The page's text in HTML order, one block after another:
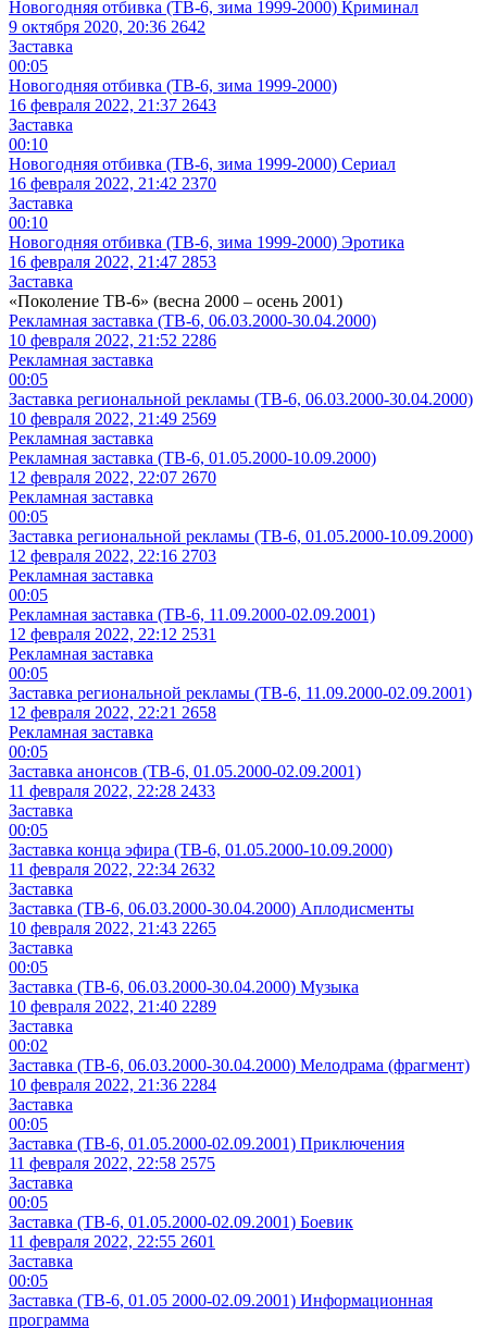
Новогодняя отбивка (ТВ-6, зима 1999-2000) Криминал
9 октября 2020, 20:36 2642
Заставка
00:05
Новогодняя отбивка (ТВ-6, зима 1999-2000)
16 февраля 2022, 21:37 2643
Заставка
00:10
Новогодняя отбивка (ТВ-6, зима 1999-2000) Сериал
16 февраля 2022, 21:42 2370
Заставка
00:10
Новогодняя отбивка (ТВ-6, зима 1999-2000) Эротика
16 февраля 2022, 21:47 2853
Заставка
«Поколение ТВ-6» (весна 2000 – осень 2001)
Рекламная заставка (ТВ-6, 06.03.2000-30.04.2000)
10 февраля 2022, 21:52 2286
Рекламная заставка
00:05
Заставка региональной рекламы (ТВ-6, 06.03.2000-30.04.2000)
10 февраля 2022, 21:49 2569
Рекламная заставка
Рекламная заставка (ТВ-6, 01.05.2000-10.09.2000)
12 февраля 2022, 22:07 2670
Рекламная заставка
00:05
Заставка региональной рекламы (ТВ-6, 01.05.2000-10.09.2000)
12 февраля 2022, 22:16 2703
Рекламная заставка
00:05
Рекламная заставка (ТВ-6, 11.09.2000-02.09.2001)
12 февраля 2022, 22:12 2531
Рекламная заставка
00:05
Заставка региональной рекламы (ТВ-6, 11.09.2000-02.09.2001)
12 февраля 2022, 22:21 2658
Рекламная заставка
00:05
Заставка анонсов (ТВ-6, 01.05.2000-02.09.2001)
11 февраля 2022, 22:28 2433
Заставка
00:05
Заставка конца эфира (ТВ-6, 01.05.2000-10.09.2000)
11 февраля 2022, 22:34 2632
Заставка
Заставка (ТВ-6, 06.03.2000-30.04.2000) Аплодисменты
10 февраля 2022, 21:43 2265
Заставка
00:05
Заставка (ТВ-6, 06.03.2000-30.04.2000) Музыка
10 февраля 2022, 21:40 2289
Заставка
00:02
Заставка (ТВ-6, 06.03.2000-30.04.2000) Мелодрама (фрагмент)
10 февраля 2022, 21:36 2284
Заставка
00:05
Заставка (ТВ-6, 01.05.2000-02.09.2001) Приключения
11 февраля 2022, 22:58 2575
Заставка
00:05
Заставка (ТВ-6, 01.05.2000-02.09.2001) Боевик
11 февраля 2022, 22:55 2601
Заставка
00:05
Заставка (ТВ-6, 01.05 2000-02.09.2001) Информационная
программа